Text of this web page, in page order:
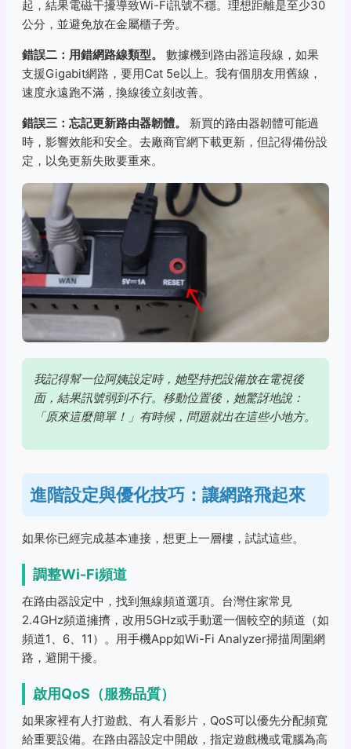
起，結果電磁干擾導致Wi-Fi訊號不穩。理想距離是至少30
公分，並避免放在金屬櫃子旁。
錯誤二：用錯網路線類型。
數據機到路由器這段線，如果
支援Gigabit網路，要用Cat 5e以上。我有個朋友用舊線，
速度永遠跑不滿，換線後立刻改善。
錯誤三：忘記更新路由器韌體。
新買的路由器韌體可能過
時，影響效能和安全。去廠商官網下載更新，但記得備份設
定，以免更新失敗要重來。
我記得幫一位阿姨設定時，她堅持把設備放在電視後
面，結果訊號弱到不行。移動位置後，她驚訝地說：
「原來這麼簡單！」有時候，問題就出在這些小地方。
進階設定與優化技巧：讓網路飛起來
如果你已經完成基本連接，想更上一層樓，試試這些。
調整Wi-Fi頻道
在路由器設定中，找到無線頻道選項。台灣住家常見
2.4GHz頻道擁擠，改用5GHz或手動選一個較空的頻道（如
頻道1、6、11）。用手機App如Wi-Fi Analyzer掃描周圍網
路，避開干擾。
啟用QoS（服務品質）
如果家裡有人打遊戲、有人看影片，QoS可以優先分配頻寬
給重要設備。在路由器設定中開啟，指定遊戲機或電腦為高